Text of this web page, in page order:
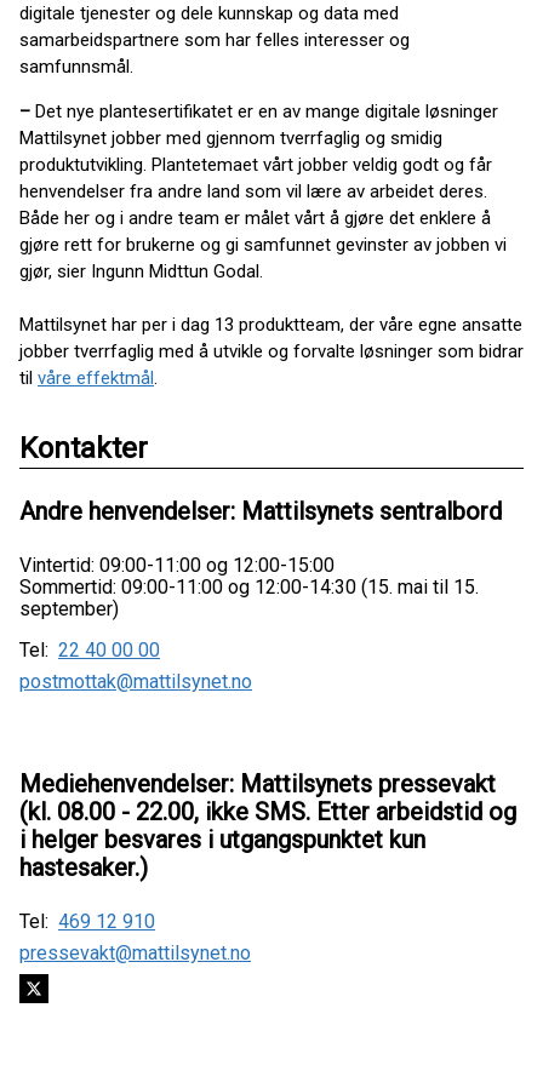
digitale tjenester og dele kunnskap og data med
samarbeidspartnere som har felles interesser og
samfunnsmål.
– Det nye plantesertifikatet er en av mange digitale løsninger
Mattilsynet jobber med gjennom tverrfaglig og smidig
produktutvikling. Plantetemaet vårt jobber veldig godt og får
henvendelser fra andre land som vil lære av arbeidet deres.
Både her og i andre team er målet vårt å gjøre det enklere å
gjøre rett for brukerne og gi samfunnet gevinster av jobben vi
gjør, sier Ingunn Midttun Godal.
Mattilsynet har per i dag 13 produktteam, der våre egne ansatte
jobber tverrfaglig med å utvikle og forvalte løsninger som bidrar
til våre effektmål.
Kontakter
Andre henvendelser: Mattilsynets sentralbord
Vintertid: 09:00-11:00 og 12:00-15:00
Sommertid: 09:00-11:00 og 12:00-14:30 (15. mai til 15.
september)
Tel: 22 40 00 00
postmottak@mattilsynet.no
Mediehenvendelser: Mattilsynets pressevakt
(kl. 08.00 - 22.00, ikke SMS. Etter arbeidstid og
i helger besvares i utgangspunktet kun
hastesaker.)
Tel: 469 12 910
pressevakt@mattilsynet.no